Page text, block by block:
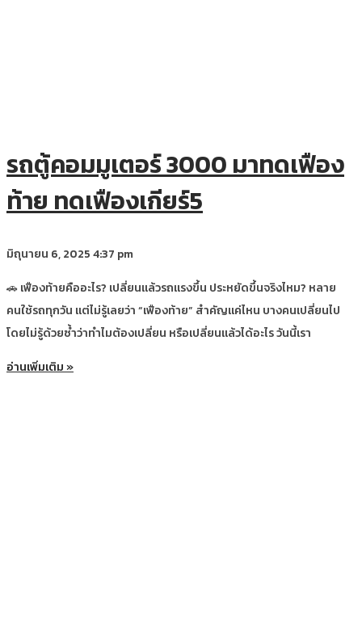
รถตู้คอมมูเตอร์ 3000 มาทดเฟือง
ท้าย ทดเฟืองเกียร์5
มิถุนายน 6, 20254:37 pm
🚗 เฟืองท้ายคืออะไร? เปลี่ยนแล้วรถแรงขึ้น ประหยัดขึ้นจริงไหม? หลาย
คนใช้รถทุกวัน แต่ไม่รู้เลยว่า “เฟืองท้าย” สำคัญแค่ไหน บางคนเปลี่ยนไป
โดยไม่รู้ด้วยซ้ำว่าทำไมต้องเปลี่ยน หรือเปลี่ยนแล้วได้อะไร วันนี้เรา
อ่านเพิ่มเติม »